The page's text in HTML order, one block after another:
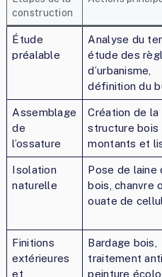
construction
Étude
préalable
Analyse du
étude des
d’urbanisme,
définition du
Assemblage
de
l’ossature
Création de la
structure bois
montants et
Isolation
naturelle
Pose de laine
bois, chanvre
ouate de
Finitions
extérieures
et
Bardage bois,
traitement
peinture